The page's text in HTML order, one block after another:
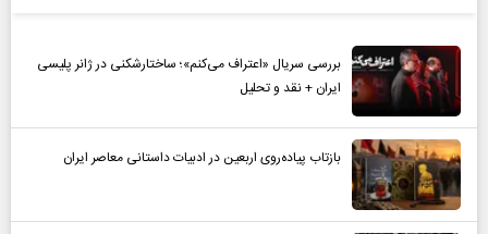
بررسی سریال «اعتراف می‌کنم»؛ ساختارشکنی در ژانر پلیسی
ایران + نقد و تحلیل
بازتاب پیاده‌روی اربعین در ادبیات داستانی معاصر ایران